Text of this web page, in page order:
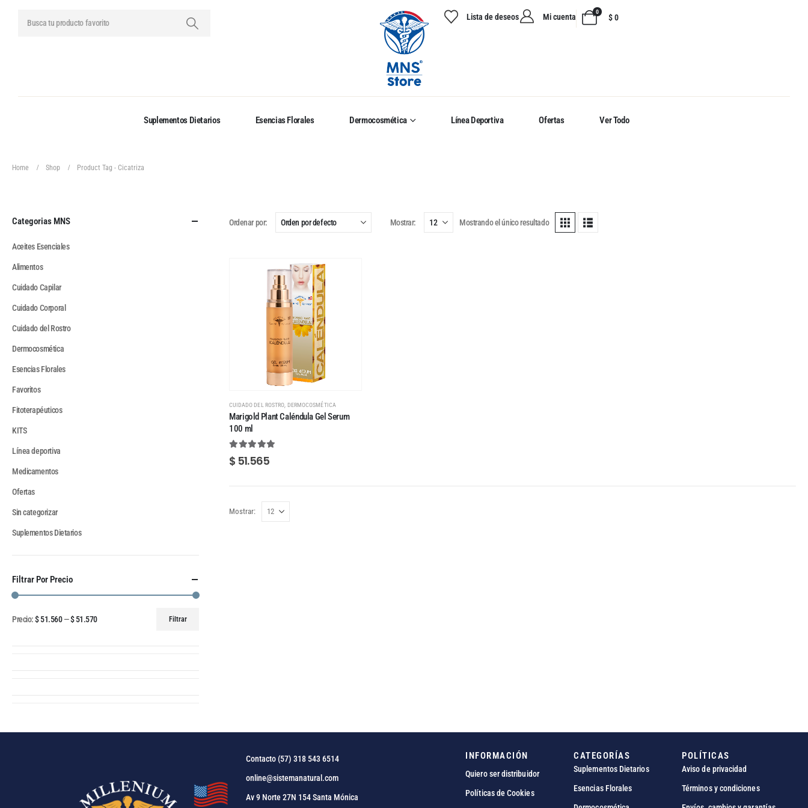
Lista de deseos Mi cuenta
0
$0
Suplementos Dietarios Esencias Florales Dermocosmética Línea Deportiva Ofertas Ver Todo
Home Shop Product Tag - Cicatriza
Ordenar por: Mostrar: Mostrando el único resultado
CUIDADO DEL ROSTRO,DERMOCOSMÉTICA
Marigold Plant Caléndula Gel Serum
100 ml
5.00 out of 5
$ 51.565
Mostrar:
Categorias MNS
Aceites Esenciales
Alimentos
Cuidado Capilar
Cuidado Corporal
Cuidado del Rostro
Dermocosmética
Esencias Florales
Favoritos
Fitoterapéuticos
KITS
Línea deportiva
Medicamentos
Ofertas
Sin categorizar
Suplementos Dietarios
Filtrar Por Precio
Filtrar
Precio:$ 51.560—$ 51.570
Contacto (57) 318 543 6514
online@sistemanatural.com
Av 9 Norte 27N 154 Santa Mónica
INFORMACIÓN
Quiero ser distribuidor
Políticas de Cookies
CATEGORÍAS
Suplementos Dietarios
Esencias Florales
POLÍTICAS
Aviso de privacidad
Términos y condiciones